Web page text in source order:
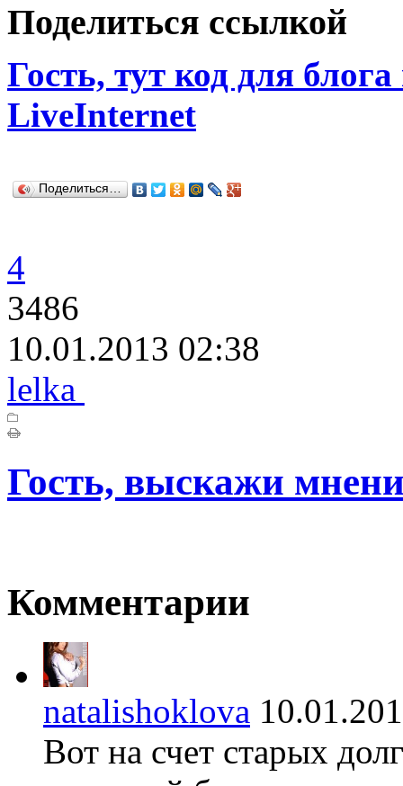
Поделиться ссылкой
Гость, тут код для
LiveInternet
Поделиться…
4
3486
10.01.2013 02:38
lelka
Гость, выскажи
Комментарии
natalishoklova
Вот на счет старых